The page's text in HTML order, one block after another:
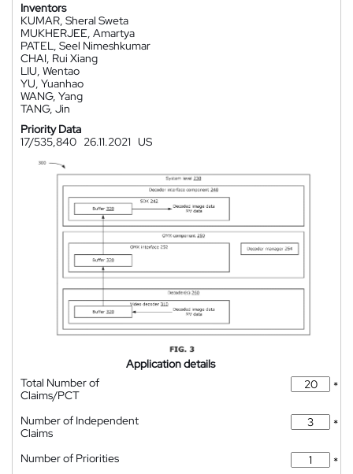
Inventors
KUMAR, Sheral Sweta
MUKHERJEE, Amartya
PATEL, Seel Nimeshkumar
CHAI, Rui Xiang
LIU, Wentao
YU, Yuanhao
WANG, Yang
TANG, Jin
Priority Data
17/535,840 26.11.2021 US
Application details
Total Number of
Claims/PCT
*
Number of Independent
Claims
*
Number of Priorities
*